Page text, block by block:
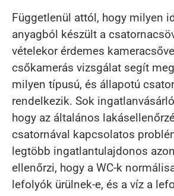
Függetlenül attól, hogy milyen
anyagból készült a
vételekor érdemes
csőkamerás vizsgálat segít
milyen típusú, és állapotú
rendelkezik. Sok
hogy az általános
csatornával kapcsolatos
legtöbb ingatlantulajdonos
ellenőrzi, hogy a WC-k
lefolyók ürülnek-e, és a víz a